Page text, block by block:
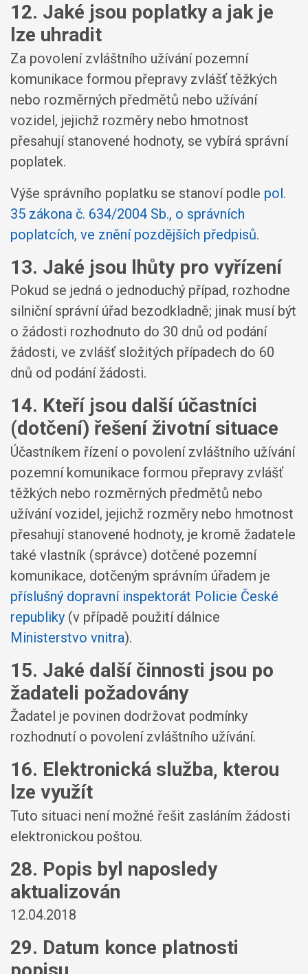
12. Jaké jsou poplatky a jak je
lze uhradit
Za povolení zvláštního užívání pozemní
komunikace formou přepravy zvlášť těžkých
nebo rozměrných předmětů nebo užívání
vozidel, jejichž rozměry nebo hmotnost
přesahují stanovené hodnoty, se vybírá správní
poplatek.
Výše správního poplatku se stanoví podle pol.
35 zákona č. 634/2004 Sb., o správních
poplatcích, ve znění pozdějších předpisů.
13. Jaké jsou lhůty pro vyřízení
Pokud se jedná o jednoduchý případ, rozhodne
silniční správní úřad bezodkladně; jinak musí být
o žádosti rozhodnuto do 30 dnů od podání
žádosti, ve zvlášť složitých případech do 60
dnů od podání žádosti.
14. Kteří jsou další účastníci
(dotčení) řešení životní situace
Účastníkem řízení o povolení zvláštního užívání
pozemní komunikace formou přepravy zvlášť
těžkých nebo rozměrných předmětů nebo
užívání vozidel, jejichž rozměry nebo hmotnost
přesahují stanovené hodnoty, je kromě žadatele
také vlastník (správce) dotčené pozemní
komunikace, dotčeným správním úřadem je
příslušný dopravní inspektorát Policie České
republiky (v případě použití dálnice
Ministerstvo vnitra).
15. Jaké další činnosti jsou po
žadateli požadovány
Žadatel je povinen dodržovat podmínky
rozhodnutí o povolení zvláštního užívání.
16. Elektronická služba, kterou
lze využít
Tuto situaci není možné řešit zasláním žádosti
elektronickou poštou.
28. Popis byl naposledy
aktualizován
12.04.2018
29. Datum konce platnosti